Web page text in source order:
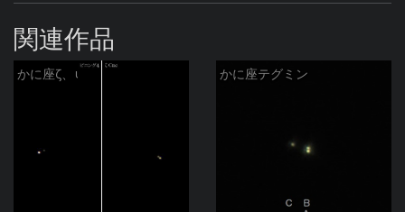
関連作品
かに座ζ、ι かに座テグミン